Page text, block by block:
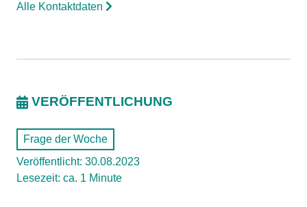
Alle Kontaktdaten
VERÖFFENTLICHUNG
Frage der Woche
Veröffentlicht: 30.08.2023
Lesezeit: ca. 1 Minute